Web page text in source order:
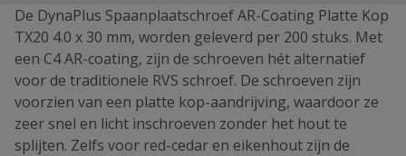
De DynaPlus Spaanplaatschroef AR-Coating Platte Kop
TX20 4.0 x 30 mm, worden geleverd per 200 stuks. Met
een C4 AR-coating, zijn de schroeven hét alternatief
voor de traditionele RVS schroef. De schroeven zijn
voorzien van een platte kop-aandrijving, waardoor ze
zeer snel en licht inschroeven zonder het hout te
splijten. Zelfs voor red-cedar en eikenhout zijn de